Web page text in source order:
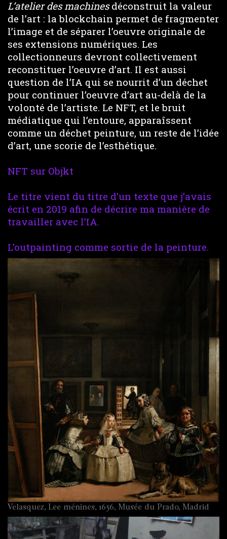
L’atelier des machinesdéconstruit la valeur
de l’art : la blockchain permet de fragmenter
l’image et de séparer l’oeuvre originale de
ses extensions numériques. Les
collectionneurs devront collectivement
reconstituer l’oeuvre d’art. Il est aussi
question de l’IA qui se nourrit d’un déchet
pour continuer l’oeuvre d’art au-delà de la
volonté de l’artiste. Le NFT, et le bruit
médiatique qui l’entoure, apparaîssent
comme un déchet peinture, un reste de l’idée
d’art, une scorie de l’esthétique.
NFT sur Objkt
Le titre vient du titre d’un texte que j’avais
écrit en 2019 afin de décrire ma manière de
travailler avec l’IA.
L’outpainting comme sortie de la peinture.
Velasquez, Lee ménines, 1656, Musée du Prado, Madrid